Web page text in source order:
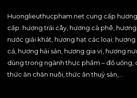
Huonglieuthucpham.net cung cấp
cấp: hương trái cây, hương cà phê,
nước giải khát, hương hạt các loại;
cá, hương hải sản, hương gia vị, hương
dùng trong ngành thực phẩm – đồ uống,
thức ăn chăn nuôi, thức ăn thuỷ sản,…